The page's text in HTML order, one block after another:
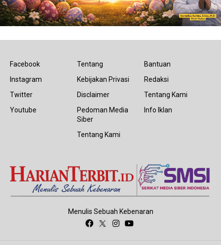
Facebook
Instagram
Twitter
Youtube
Tentang
Kebijakan Privasi
Disclaimer
Pedoman Media
Siber
Tentang Kami
Bantuan
Redaksi
Tentang Kami
Info Iklan
Menulis Sebuah Kebenaran